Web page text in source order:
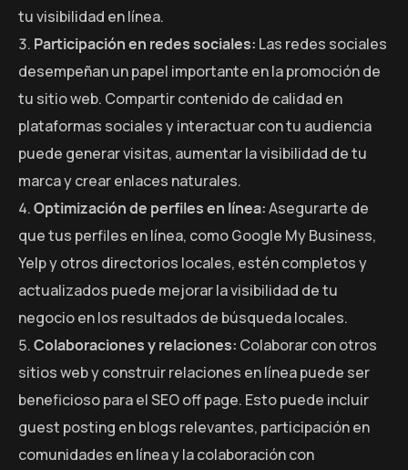
tu visibilidad en línea.
Participación en redes sociales: Las redes sociales
desempeñan un papel importante en la promoción de
tu sitio web. Compartir contenido de calidad en
plataformas sociales y interactuar con tu audiencia
puede generar visitas, aumentar la visibilidad de tu
marca y crear enlaces naturales.
Optimización de perfiles en línea:Asegurarte de
que tus perfiles en línea, como Google My Business,
Yelp y otros directorios locales, estén completos y
actualizados puede mejorar la visibilidad de tu
negocio en los resultados de búsqueda locales.
Colaboraciones y relaciones: Colaborar con otros
sitios web y construir relaciones en línea puede ser
beneficioso para el SEO off page. Esto puede incluir
guest posting en blogs relevantes, participación en
comunidades en línea y la colaboración con